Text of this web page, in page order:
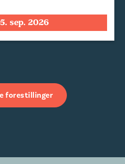
sep. 2026
forestillinger